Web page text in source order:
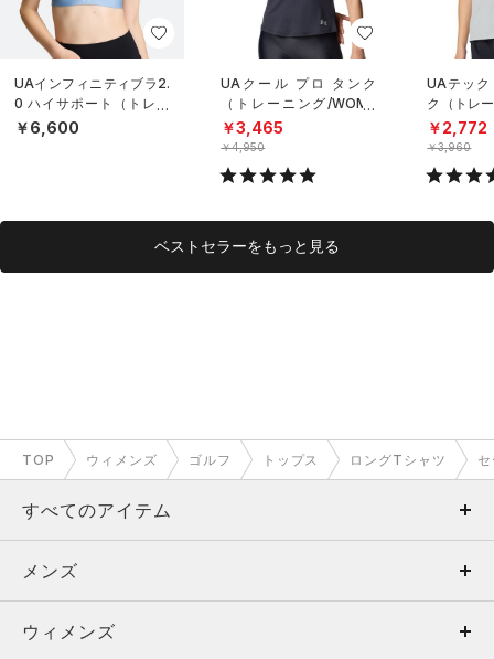
UAインフィニティブラ2.
0 ハイサポート（トレー
ニング/WOMEN）
￥6,600
UAクール プロ タンク
（トレーニング/WOME
N）
￥3,465
￥4,950
UAテック
ク（トレ
N）
￥2,772
￥3,960
ベストセラーをもっと見る
TOP ウィメンズ ゴルフ トップス ロングTシャツ
すべてのアイテム
メンズ
ウィメンズ
メンズ
トップス
ウィメンズ